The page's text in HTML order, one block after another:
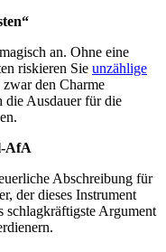
an. Ohne eine
riskieren Sie unzählige
den Charme
die Ausdauer für die
AfA
Abschreibung für
der dieses Instrument
schlagkräftigste Argument